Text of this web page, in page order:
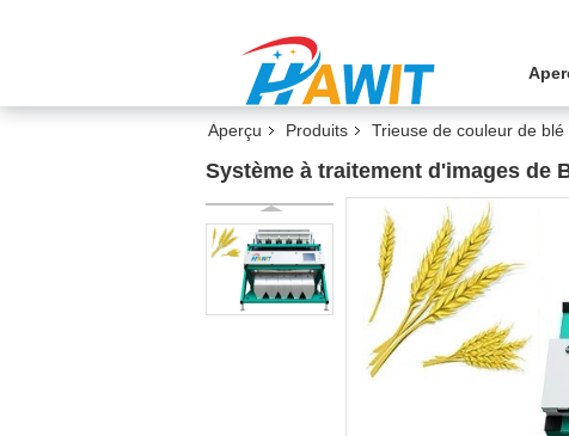
Aperçu Produits Trieuse de couleur de blé
Système à traitement d'images de